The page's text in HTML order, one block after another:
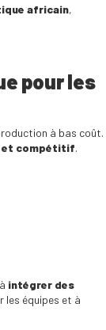
africain,
pour les
à bas coût.
et compétitif.
intégrer des
les équipes et à